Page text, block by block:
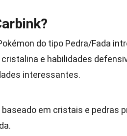
do tipo Pedra/Fada
e habilidades
interessantes.
baseado em cristais e pedras